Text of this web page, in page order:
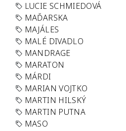
LUCIE SCHMIEDOVÁ
MAĎARSKA
MAJÁLES
MALÉ DIVADLO
MANDRAGE
MARATON
MÁRDI
MARIAN VOJTKO
MARTIN HILSKÝ
MARTIN PUTNA
MASO